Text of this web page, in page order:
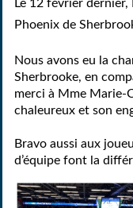
Le 12 février dernier,
Phoenix de
Nous avons eu la
Sherbrooke, en
merci à Mme Marie-
chaleureux et son
Bravo aussi aux
d’équipe font la